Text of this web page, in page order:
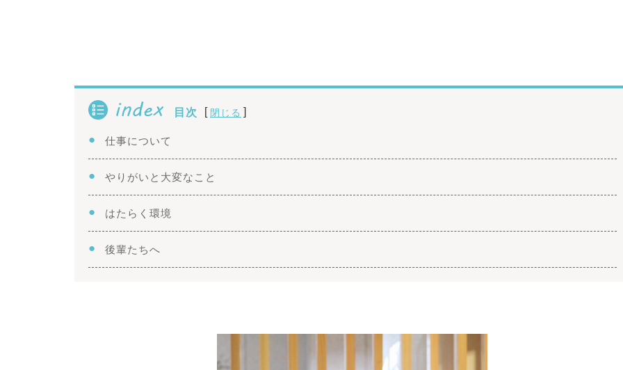
index 目次 閉じる
仕事について
やりがいと大変なこと
はたらく環境
後輩たちへ